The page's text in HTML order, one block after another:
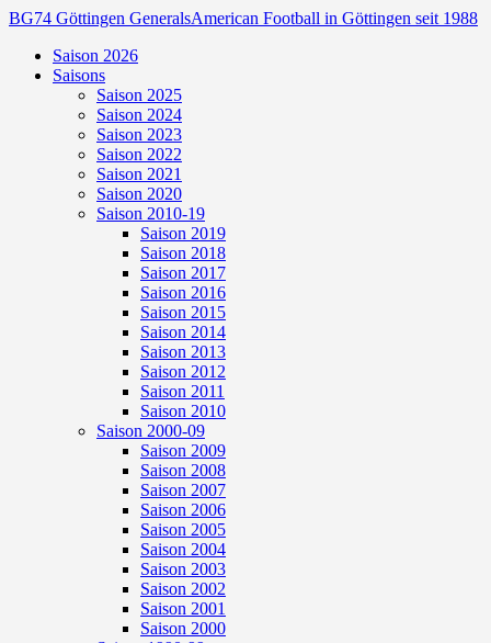
BG74 Göttingen GeneralsAmerican Football in Göttingen seit 1988
Saison 2026
Saisons
Saison 2025
Saison 2024
Saison 2023
Saison 2022
Saison 2021
Saison 2020
Saison 2010-19
Saison 2019
Saison 2018
Saison 2017
Saison 2016
Saison 2015
Saison 2014
Saison 2013
Saison 2012
Saison 2011
Saison 2010
Saison 2000-09
Saison 2009
Saison 2008
Saison 2007
Saison 2006
Saison 2005
Saison 2004
Saison 2003
Saison 2002
Saison 2001
Saison 2000